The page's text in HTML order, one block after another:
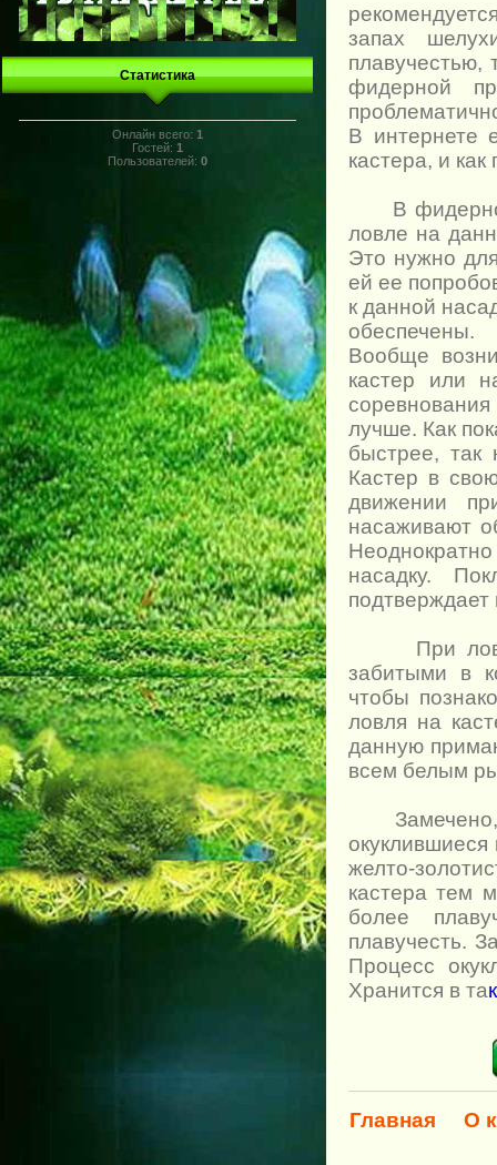
Статистика
Онлайн всего: 1
Гостей: 1
Пользователей: 0
запах
плавучестью,
фидерной
В интернете
кастера, и
В фидерной
ловле на
Это нужно
ей ее
к данной
обеспечены.
Вообще
кастер или
лучше. Как
быстрее, так
Кастер в
движении
насаживают
насадку.
При ловле
забитыми в
чтобы
ловля на
данную
всем белым
Замечено,
желто-
кастера тем
более
плавучесть.
Процесс
Хранится в та
Главная О